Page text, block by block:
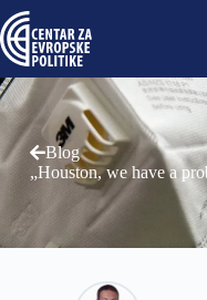
Blog
„Houston, we have a